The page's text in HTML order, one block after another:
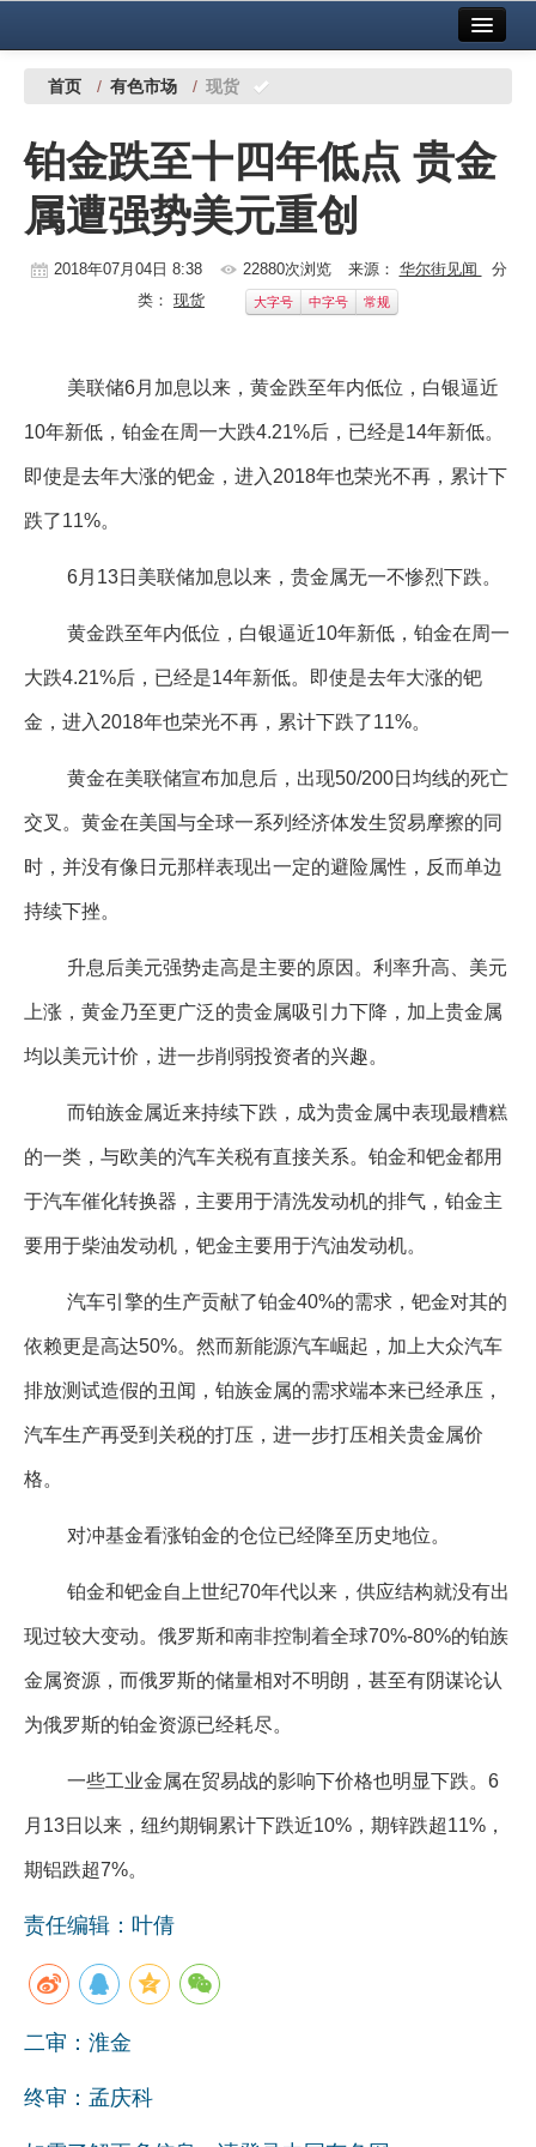
中国有色金属报社主办 广告服务
铜镍铅锌
铝
稀有稀土
地矿 建设
党建工作
企业文化
《资源再生》杂志
行情报价
数字报
首页 / 有色市场 / 现货
铂金跌至十四年低点 贵金
属遭强势美元重创
2018年07月04日 8:38 22880次浏览 来源： 华尔街见闻
分
类： 现货 大字号 中字号 常规
美联储6月加息以来，黄金跌至年内低位，白银逼近
10年新低，铂金在周一大跌4.21%后，已经是14年新低。
即使是去年大涨的钯金，进入2018年也荣光不再，累计下
跌了11%。
6月13日美联储加息以来，贵金属无一不惨烈下跌。
黄金跌至年内低位，白银逼近10年新低，铂金在周一
大跌4.21%后，已经是14年新低。即使是去年大涨的钯
金，进入2018年也荣光不再，累计下跌了11%。
黄金在美联储宣布加息后，出现50/200日均线的死亡
交叉。黄金在美国与全球一系列经济体发生贸易摩擦的同
时，并没有像日元那样表现出一定的避险属性，反而单边
持续下挫。
升息后美元强势走高是主要的原因。利率升高、美元
上涨，黄金乃至更广泛的贵金属吸引力下降，加上贵金属
均以美元计价，进一步削弱投资者的兴趣。
而铂族金属近来持续下跌，成为贵金属中表现最糟糕
的一类，与欧美的汽车关税有直接关系。铂金和钯金都用
于汽车催化转换器，主要用于清洗发动机的排气，铂金主
要用于柴油发动机，钯金主要用于汽油发动机。
汽车引擎的生产贡献了铂金40%的需求，钯金对其的
依赖更是高达50%。然而新能源汽车崛起，加上大众汽车
排放测试造假的丑闻，铂族金属的需求端本来已经承压，
汽车生产再受到关税的打压，进一步打压相关贵金属价
格。
对冲基金看涨铂金的仓位已经降至历史地位。
铂金和钯金自上世纪70年代以来，供应结构就没有出
现过较大变动。俄罗斯和南非控制着全球70%-80%的铂族
金属资源，而俄罗斯的储量相对不明朗，甚至有阴谋论认
为俄罗斯的铂金资源已经耗尽。
一些工业金属在贸易战的影响下价格也明显下跌。6
月13日以来，纽约期铜累计下跌近10%，期锌跌超11%，
期铝跌超7%。
责任编辑：叶倩
二审：淮金
终审：孟庆科